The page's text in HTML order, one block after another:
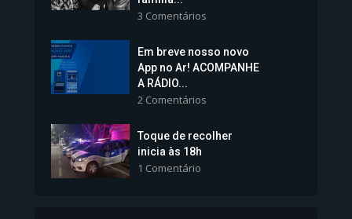
Vice-Prefeita Sheila Lemos
tomará posse nesta...
1.101 Modos de exibição
3 Comentários
Em breve nosso novo
App no Ar! ACOMPANHE
A RÁDIO...
2 Comentários
Toque de recolher
inicia às 18h
1 Comentário